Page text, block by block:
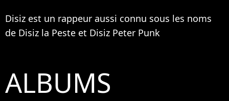
Disiz est un rappeur aussi connu sous les noms
de Disiz la Peste et Disiz Peter Punk
ALBUMS